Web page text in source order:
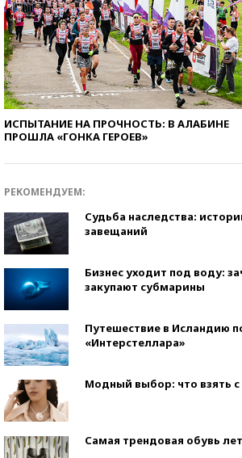
ИСПЫТАНИЕ НА ПРОЧНОСТЬ: В АЛАБИНЕ
ПРОШЛА «ГОНКА ГЕРОЕВ»
РЕКОМЕНДУЕМ:
Судьба наследства:
завещаний
Бизнес уходит под воду:
закупают субмарины
Путешествие в Исландию
«Интерстеллара»
Модный выбор: что взять с
Самая трендовая обувь